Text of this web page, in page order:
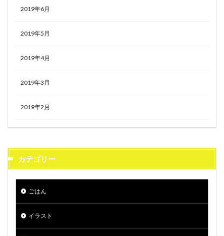
2019年6月
2019年5月
2019年4月
2019年3月
2019年2月
カテゴリー
ごはん
イラスト